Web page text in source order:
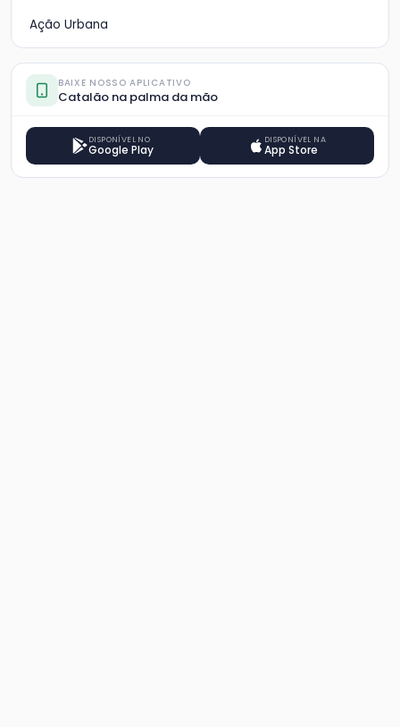
Ação Urbana
BAIXE NOSSO APLICATIVO
Catalão na palma da mão
DISPONÍVEL NO
Google Play
DISPONÍVEL NA
App Store